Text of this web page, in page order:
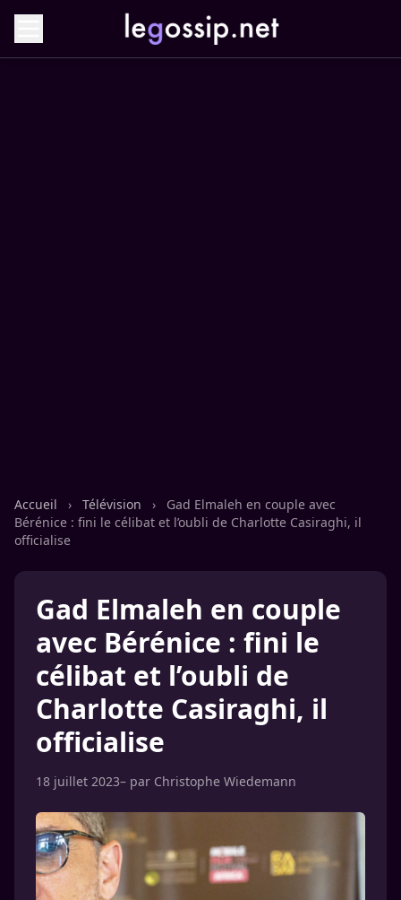
Accueil › Télévision ›
Gad Elmaleh en couple avec
Bérénice : fini le célibat et l’oubli de Charlotte Casiraghi, il
officialise
Gad Elmaleh en couple
avec Bérénice : fini le
célibat et l’oubli de
Charlotte Casiraghi, il
officialise
18 juillet 2023– par Christophe Wiedemann